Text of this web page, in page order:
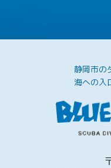
静岡市の
海への入